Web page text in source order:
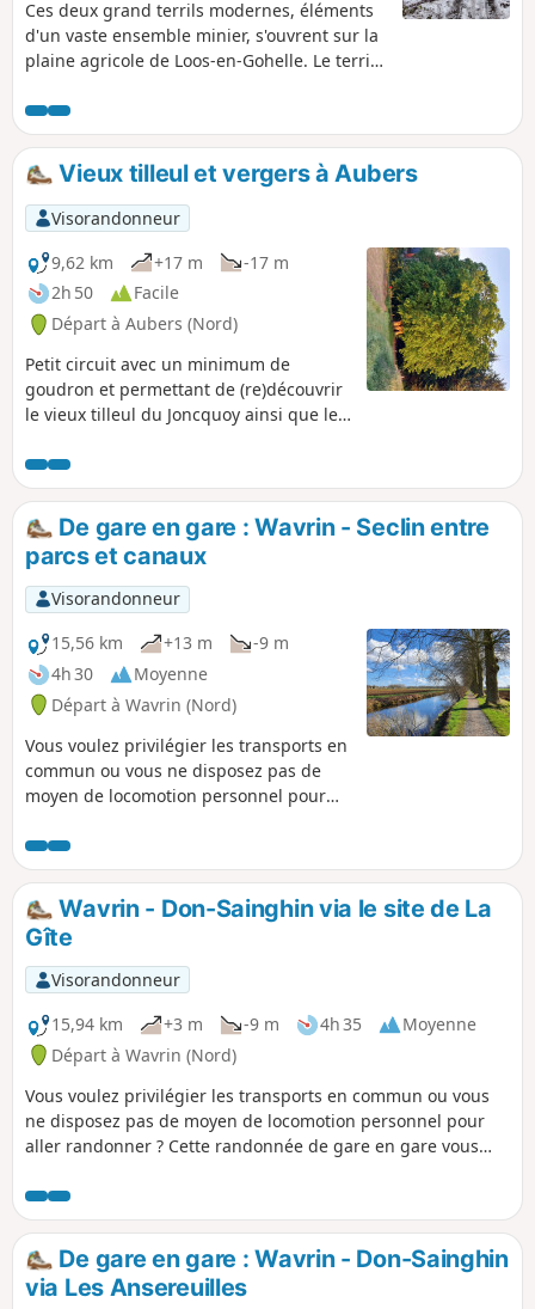
Ces deux grand terrils modernes, éléments
d'un vaste ensemble minier, s'ouvrent sur la
plaine agricole de Loos-en-Gohelle. Le terril
est tabulaire et triangulaire. Également
tabulaire, le T58A est très récent et date de
1961.Vieux tilleul et vergers à Aubers
Visorandonneur
9,62 km
+17 m
-17 m
2h 50
Facile
Départ à Aubers (Nord)
Petit circuit avec un minimum de
goudron et permettant de (re)découvrir
le vieux tilleul du Joncquoy ainsi que les
automne et au printemps.
De gare en gare : Wavrin - Seclin entre
parcs et canaux
Visorandonneur
15,56 km
+13 m
-9 m
4h 30
Moyenne
Départ à Wavrin (Nord)
Vous voulez privilégier les transports en
commun ou vous ne disposez pas de
moyen de locomotion personnel pour
gare en gare vous permettra de profiter
de certains des plus beaux espaces
naturels du Parc de la Deûle. En partant
de la gare de Wavrin, vous pourrez,
entre autres, parcourir le site de la Gîte
et celui de la Canteraine, puis longer le
Canal de Seclin avant de rejoindre la
gare de Seclin.
Wavrin - Don-Sainghin via le site de La
Gîte
Visorandonneur
15,94 km
+3 m -9 m 4h 35
Moyenne
Départ à Wavrin (Nord)
Vous voulez privilégier les transports en commun ou vous
ne disposez pas de moyen de locomotion personnel pour
aller randonner ? Cette randonnée de gare en gare vous
espaces naturels du Parc de la Deûle.En partant de la gare
de Wavrin, vous pourrez ainsi parcourir le site de La Gîte,
longer le canal de la Deûle de près ou de loin, et terminer
par la visite du Parc de La Louvière avant de rejoindre la
gare de Don-Sainghin.
De gare en gare : Wavrin - Don-Sainghin
via Les Ansereuilles